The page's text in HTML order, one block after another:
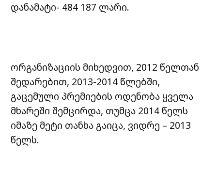
დანამატი- 484 187 ლარი.
ორგანიზაციის მიხედვით, 2012 წელთან
შედარებით, 2013-2014 წლებში,
გაცემული პრემიების ოდენობა ყველა
მხარეში შემცირდა, თუმცა 2014 წელს
იმაზე მეტი თანხა გაიცა, ვიდრე – 2013
წელს.